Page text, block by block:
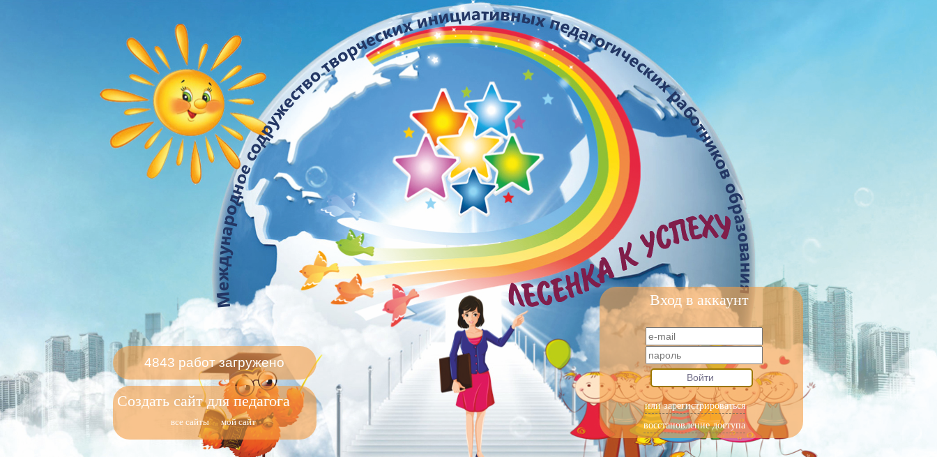
4843 работ загружено
Вход в аккаунт
Войти
или зарегистрироваться
восстановление доступа
Создать сайт для педагога
все сайты мой сайт